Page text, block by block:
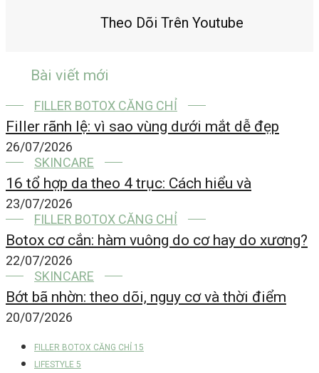
Theo Dõi Trên Youtube
Bài viết mới
FILLER BOTOX CĂNG CHỈ
Filler rãnh lệ: vì sao vùng dưới mắt dễ đẹp
26/07/2026
SKINCARE
16 tổ hợp da theo 4 trục: Cách hiểu và
23/07/2026
FILLER BOTOX CĂNG CHỈ
Botox cơ cắn: hàm vuông do cơ hay do xương?
22/07/2026
SKINCARE
Bớt bã nhờn: theo dõi, nguy cơ và thời điểm
20/07/2026
FILLER BOTOX CĂNG CHỈ 15
LIFESTYLE 5